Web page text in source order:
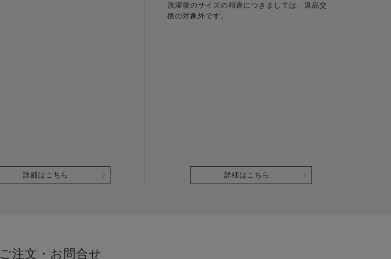
詳細はこちら
洗濯後のサイズの相違につきましては、返品交
換の対象外です。
詳細はこちら
ご注文・お問合せ